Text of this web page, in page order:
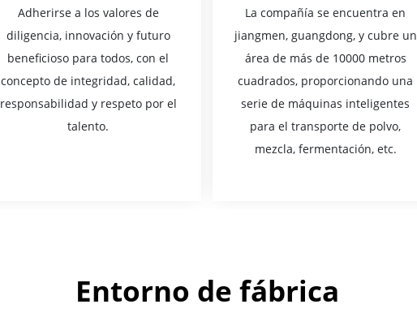
Adherirse a los valores de
diligencia, innovación y futuro
beneficioso para todos, con el
concepto de integridad, calidad,
responsabilidad y respeto por el
talento.
La compañía se encuentra en
jiangmen, guangdong, y cubre un
área de más de 10000 metros
cuadrados, proporcionando una
serie de máquinas inteligentes
para el transporte de polvo,
mezcla, fermentación, etc.
Entorno de fábrica